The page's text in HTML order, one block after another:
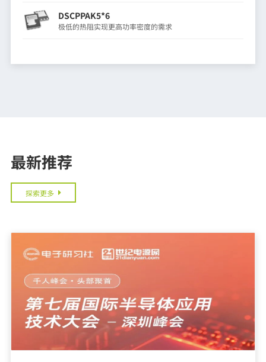
DSCPPAK5*6
极低的热阻实现更高功率密度的需求
最新推荐
探索更多